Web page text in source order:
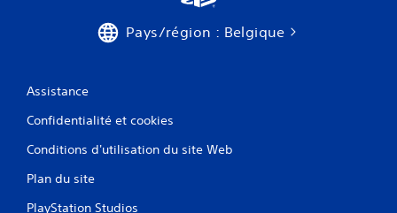
Pays/région : Belgique
Assistance
Confidentialité et cookies
Conditions d'utilisation du site Web
Plan du site
PlayStation Studios